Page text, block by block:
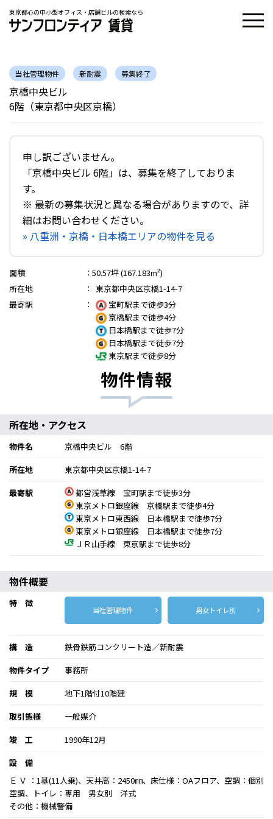
東京都心の中小型オフィス・店舗ビルの検索なら
当社管理物件 新耐震 募集終了
京橋中央ビル
6階（東京都中央区京橋）
申し訳ございません。
「京橋中央ビル 6階」は、募集を終了しておりま
す。
※ 最新の募集状況と異なる場合がありますので、詳
細はお問い合わせください。
» 八重洲・京橋・日本橋エリアの物件を見る
面積 ： 50.57坪 (167.183m²)
所在地
：
東京都中央区京橋1-14-7
最寄駅
：
宝町駅まで徒歩3分
京橋駅まで徒歩4分
日本橋駅まで徒歩7分
日本橋駅まで徒歩7分
東京駅まで徒歩8分
物件情報
所在地・アクセス
物件名
京橋中央ビル 6階
所在地
東京都中央区京橋1-14-7
最寄駅
都営浅草線 宝町駅まで徒歩3分
東京メトロ銀座線 京橋駅まで徒歩4分
東京メトロ東西線 日本橋駅まで徒歩7分
東京メトロ銀座線 日本橋駅まで徒歩7分
ＪＲ山手線 東京駅まで徒歩8分
物件概要
特 徴
当社管理物件 男女トイレ別
構 造
鉄骨鉄筋コンクリート造／新耐震
物件タイプ
事務所
規 模
地下1階付10階建
取引態様
一般媒介
竣 工
1990年12月
設 備
Ｅ Ｖ ：1基(11人乗)、天井高：2450㎜、床仕様：OAフロア、空調：個別
空調、トイレ：専用 男女別 洋式
その他：機械警備